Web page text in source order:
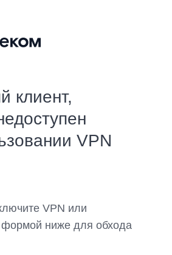
клиент,
VPN
VPN или
формой ниже для обхода